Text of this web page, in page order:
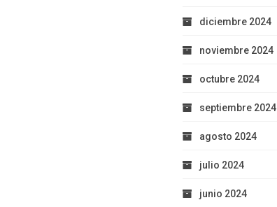
diciembre 2024
noviembre 2024
octubre 2024
septiembre 2024
agosto 2024
julio 2024
junio 2024